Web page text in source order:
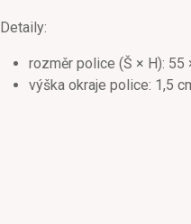
Detaily:
rozměr police (Š × H): 55
výška okraje police: 1,5